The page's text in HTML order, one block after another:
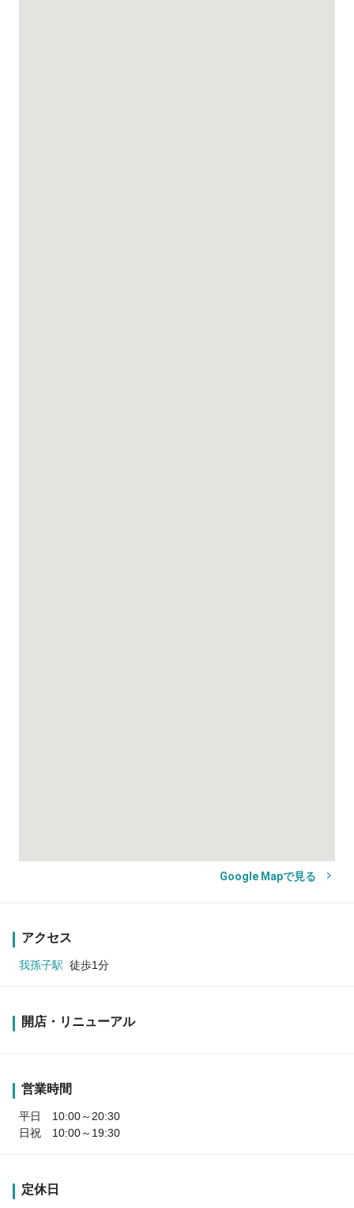
Google Mapで見る
アクセス
我孫子駅 徒歩1分
開店・リニューアル
営業時間
平日 10:00～20:30
日祝 10:00～19:30
定休日